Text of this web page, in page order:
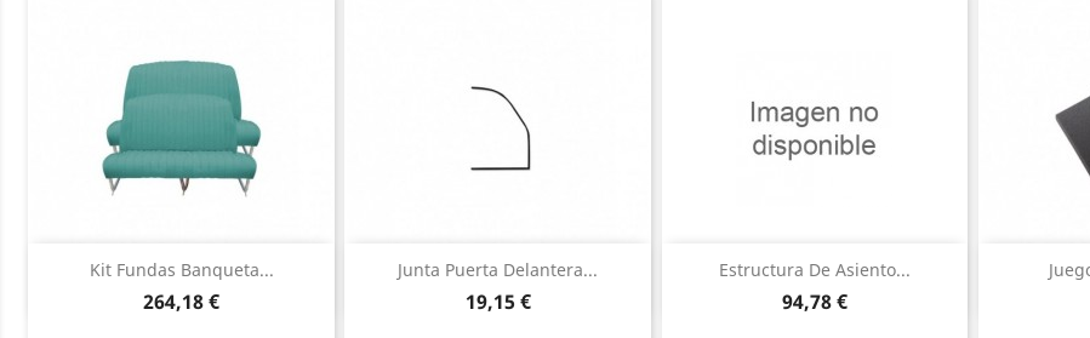
Kit Fundas Banqueta...
Precio
264,18 €
Vista rápida Junta Puerta Delantera...
Precio
19,15 €
Vista rápida Estructura De Asiento...
Precio
94,78 €
Vista rápida 